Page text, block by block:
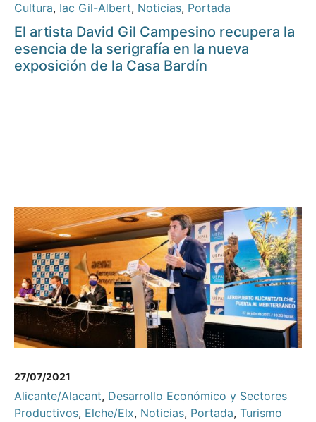
Cultura, Iac Gil-Albert, Noticias, Portada
El artista David Gil Campesino recupera la
esencia de la serigrafía en la nueva
exposición de la Casa Bardín
27/07/2021
Alicante/Alacant, Desarrollo Económico y Sectores
Productivos, Elche/Elx, Noticias, Portada, Turismo